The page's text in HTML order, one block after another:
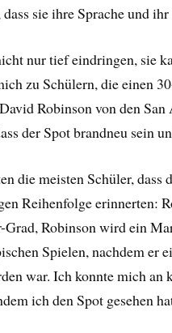
sie ihre Sprache und
nur tief eindringen, sie
zu Schülern, die einen
Robinson von den
der Spot brandneu sein
die meisten Schüler, dass
Reihenfolge erinnerten:
Grad, Robinson wird ein
Spielen, nachdem er
war. Ich konnte mich an
ich den Spot gesehen